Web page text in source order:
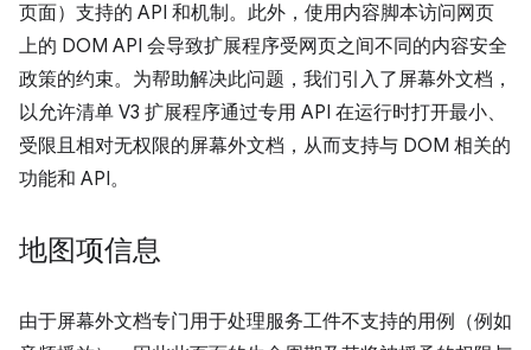
页面）支持的 API 和机制。此外，使用内容脚本访问网页
上的 DOM API 会导致扩展程序受网页之间不同的内容安全
政策的约束。为帮助解决此问题，我们引入了屏幕外文档，
以允许清单 V3 扩展程序通过专用 API 在运行时打开最小、
受限且相对无权限的屏幕外文档，从而支持与 DOM 相关的
功能和 API。
地图项信息
由于屏幕外文档专门用于处理服务工件不支持的用例（例如